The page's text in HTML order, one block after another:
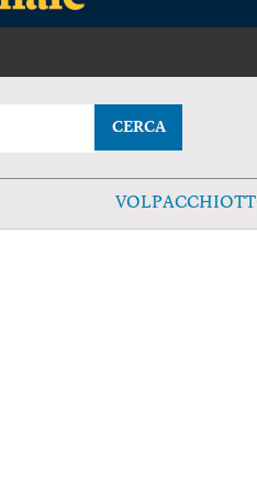
CERCA